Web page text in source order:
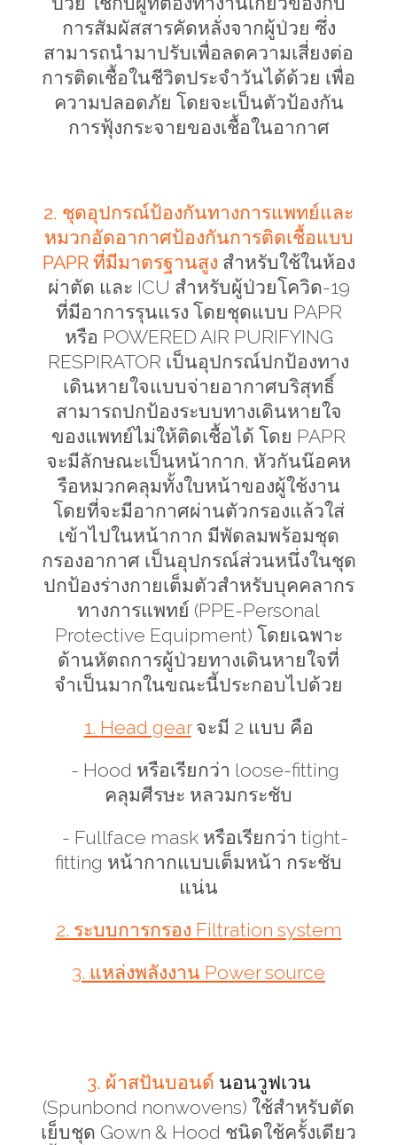
การสัมผัสสารคัดหลั่งจากผู้ป่วย ซึ่ง
สามารถนำมาปรับเพื่อลดความเสี่ยงต่อ
การติดเชื้อในชีวิตประจำวันได้ด้วย เพื่อ
ความปลอดภัย โดยจะเป็นตัวป้องกัน
การฟุ้งกระจายของเชื้อในอากาศ
2. ชุดอุปกรณ์ป้องกันทางการแพทย์และ
หมวกอัดอากาศป้องกันการติดเชื้อแบบ
PAPR ที่มีมาตรฐานสูง สำหรับใช้ในห้อง
ผ่าตัด และ ICU สำหรับผู้ป่วยโควิด-19
ที่มีอาการรุนแรง โดยชุดแบบ PAPR
หรือ POWERED AIR PURIFYING
RESPIRATOR เป็นอุปกรณ์ปกป้องทาง
เดินหายใจแบบจ่ายอากาศบริสุทธิ์
สามารถปกป้องระบบทางเดินหายใจ
ของแพทย์ไม่ให้ติดเชื้อได้ โดย PAPR
จะมีลักษณะเป็นหน้ากาก, หัวกันน๊อคห
รือหมวกคลุมทั้งใบหน้าของผู้ใช้งาน
โดยที่จะมีอากาศผ่านตัวกรองแล้วใส่
เข้าไปในหน้ากาก มีพัดลมพร้อมชุด
กรองอากาศ เป็นอุปกรณ์ส่วนหนึ่งในชุด
ปกป้องร่างกายเต็มตัวสำหรับบุคคลากร
ทางการแพทย์ (PPE-Personal
Protective Equipment) โดยเฉพาะ
ด้านหัตถการผู้ป่วยทางเดินหายใจที่
จำเป็นมากในขณะนี้ประกอบไปด้วย
1. Head gear จะมี 2 แบบ คือ
- Hood หรือเรียกว่า loose-fitting
คลุมศีรษะ หลวมกระชับ
- Fullface mask หรือเรียกว่า tight-
fitting หน้ากากแบบเต็มหน้า กระชับ
แน่น
2. ระบบการกรอง Filtration system
3. แหล่งพลังงาน Power source
3. ผ้าสปันบอนด์ นอนวูฟเวน
(Spunbond nonwovens) ใช้สำหรับตัด
เย็บชุด Gown & Hood ชนิดใช้ครั้งเดียว